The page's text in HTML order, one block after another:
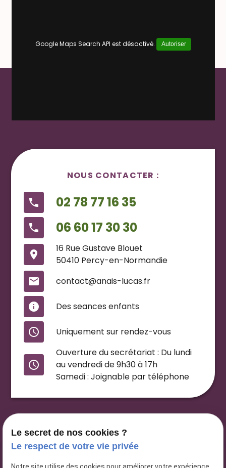
Google Maps Search API est désactivé. Autoriser
NOUS CONTACTER :
phone 02 78 77 16 35
phone 06 60 17 30 30
place
16 Rue Gustave Blouet
50410 Percy-en-Normandie
mail contact@anais-lucas.fr
info Des seances enfants
access_time Uniquement sur rendez-vous
access_time
Ouverture du secrétariat : Du lundi
au vendredi de 9h30 à 17h
Samedi : Joignable par téléphone
Le secret de nos cookies ?
Le respect de votre vie privée